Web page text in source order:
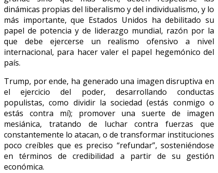
dinámicas propias del liberalismo y del individualismo, y lo
más importante, que Estados Unidos ha debilitado su
papel de potencia y de liderazgo mundial, razón por la
que debe ejercerse un realismo ofensivo a nivel
internacional, para hacer valer el papel hegemónico del
país.
Trump, por ende, ha generado una imagen disruptiva en
el ejercicio del poder, desarrollando conductas
populistas, como dividir la sociedad (estás conmigo o
estás contra mí); promover una suerte de imagen
mesiánica, tratando de luchar contra fuerzas que
constantemente lo atacan, o de transformar instituciones
poco creíbles que es preciso “refundar”, sosteniéndose
en términos de credibilidad a partir de su gestión
económica.